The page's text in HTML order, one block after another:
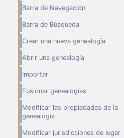
Barra de Navegación
Barra de Búsqueda
Crear una nueva genealogía
Abrir una genealogía
Importar
Fusionar genealogías
Modificar las propiedades de la
genealogía
Modificar jurisdicciones de lugar